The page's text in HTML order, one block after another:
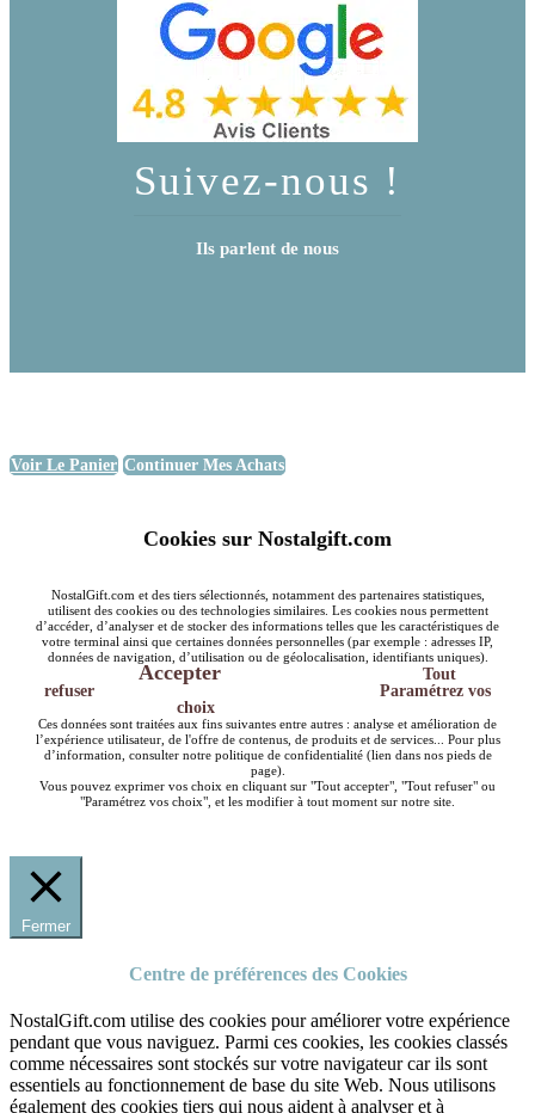
Suivez-nous !
Ils parlent de nous
Voir Le Panier Continuer Mes Achats
Cookies sur Nostalgift.com
NostalGift.com et des tiers sélectionnés, notamment des partenaires statistiques,
utilisent des cookies ou des technologies similaires. Les cookies nous permettent
d’accéder, d’analyser et de stocker des informations telles que les caractéristiques de
votre terminal ainsi que certaines données personnelles (par exemple : adresses IP,
données de navigation, d’utilisation ou de géolocalisation, identifiants uniques).
Accepter
Tout
refuser
Paramétrez vos
choix
Ces données sont traitées aux fins suivantes entre autres : analyse et amélioration de
l’expérience utilisateur, de l'offre de contenus, de produits et de services... Pour plus
d’information, consulter notre politique de confidentialité (lien dans nos pieds de
page).
Vous pouvez exprimer vos choix en cliquant sur "Tout accepter", "Tout refuser" ou
"Paramétrez vos choix", et les modifier à tout moment sur notre site.
Fermer
Centre de préférences des Cookies
NostalGift.com utilise des cookies pour améliorer votre expérience
pendant que vous naviguez. Parmi ces cookies, les cookies classés
comme nécessaires sont stockés sur votre navigateur car ils sont
essentiels au fonctionnement de base du site Web. Nous utilisons
également des cookies tiers qui nous aident à analyser et à